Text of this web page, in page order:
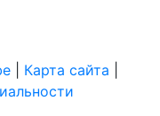
Карта сайта